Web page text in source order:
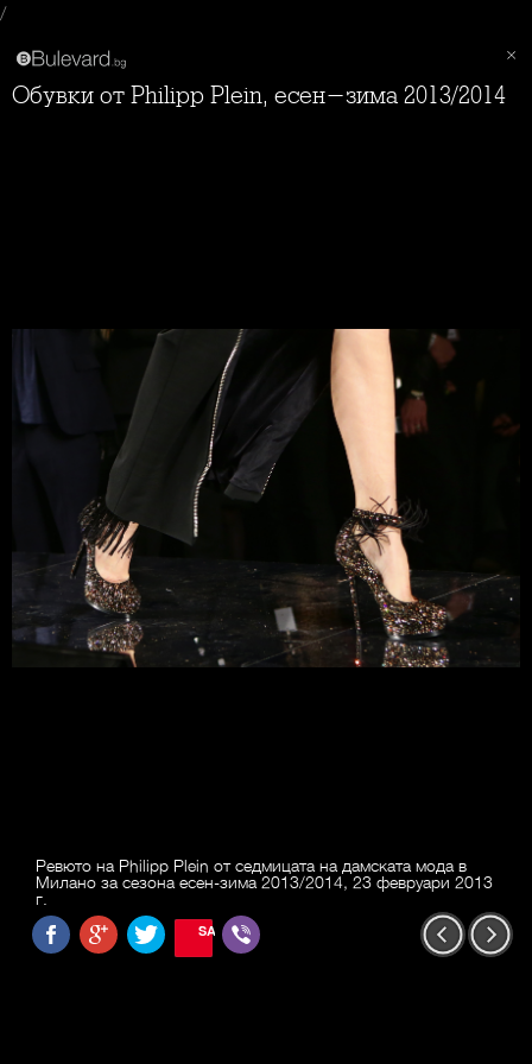
/
Обувки от Philipp Plein, есен-зима 2013/2014
Ревюто на Philipp Plein от седмицата на дамската мода в
Милано за сезона есен-зима 2013/2014, 23 февруари 2013
г.
SAVE